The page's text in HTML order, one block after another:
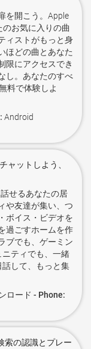
を開こう。Apple
お気に入りの曲
ィストがもっと身
ほどの曲とあなた
限にアクセスでき
し。あなたのすべ
料で体験しよ
Android
ャットしよう、
せるあなたの居
や友達が集い、つ
ボイス・ビデオを
過ごすホームを作
ブでも、ゲーミン
ティでも、一緒
して、もっと集
ロード - Phone:
索の認識とプレー